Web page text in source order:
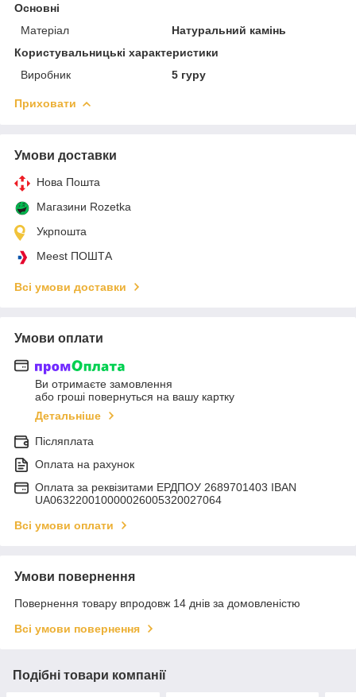
Основні
Матеріал
Натуральний камінь
Користувальницькі характеристики
Виробник
5 гуру
Приховати
Умови доставки
Нова Пошта
Магазини Rozetka
Укрпошта
Meest ПОШТА
Всі умови доставки
Умови оплати
Ви отримаєте замовлення
або гроші повернуться на вашу картку
Детальніше
Післяплата
Оплата на рахунок
Оплата за реквізитами ЕРДПОУ 2689701403 IBAN
UA063220010000026005320027064
Всі умови оплати
Умови повернення
Повернення товару впродовж 14 днів за домовленістю
Всі умови повернення
Подібні товари компанії